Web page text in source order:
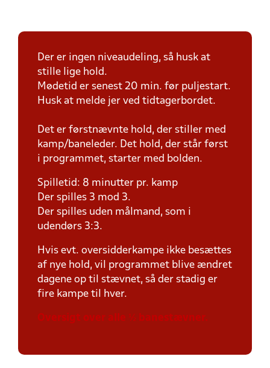
Der er ingen niveaudeling, så husk at
stille lige hold.
Mødetid er senest 20 min. før puljestart.
Husk at melde jer ved tidtagerbordet.
Det er førstnævnte hold, der stiller med
kamp/baneleder. Det hold, der står først
i programmet, starter med bolden.
Spilletid: 8 minutter pr. kamp
Der spilles 3 mod 3.
Der spilles uden målmand, som i
udendørs 3:3.
Hvis evt. oversidderkampe ikke besættes
af nye hold, vil programmet blive ændret
dagene op til stævnet, så der stadig er
fire kampe til hver.
Oversigt over alle ½ banestævner.